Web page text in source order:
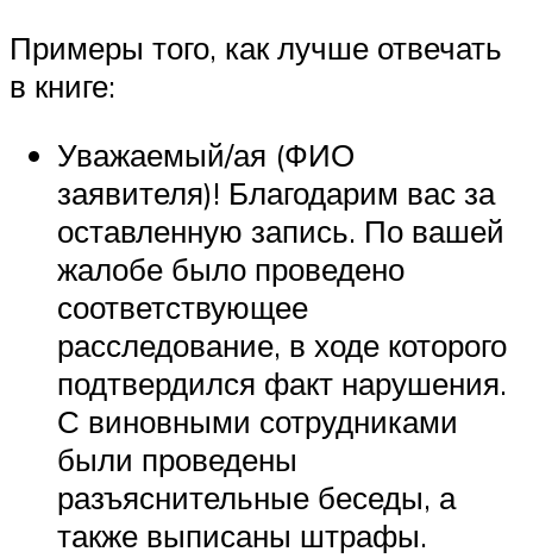
Примеры того, как лучше отвечать
в книге:
Уважаемый/ая (ФИО
заявителя)! Благодарим вас за
оставленную запись. По вашей
жалобе было проведено
соответствующее
расследование, в ходе которого
подтвердился факт нарушения.
С виновными сотрудниками
были проведены
разъяснительные беседы, а
также выписаны штрафы.